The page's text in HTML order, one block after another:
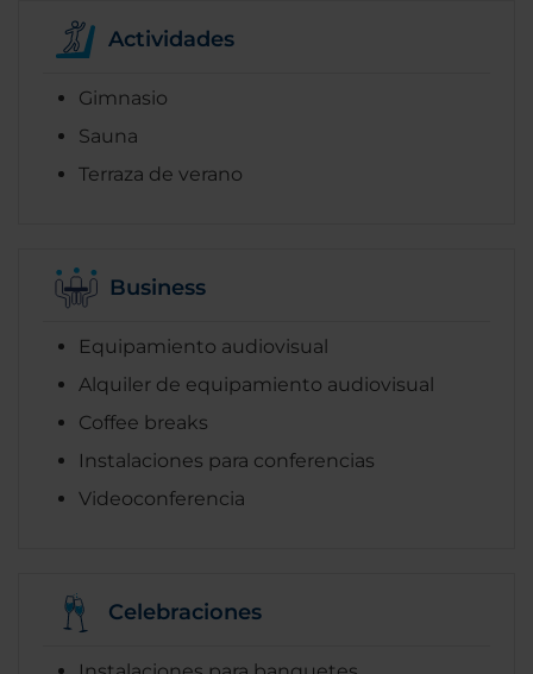
Actividades
Gimnasio
Sauna
Terraza de verano
Business
Equipamiento audiovisual
Alquiler de equipamiento audiovisual
Coffee breaks
Instalaciones para conferencias
Videoconferencia
Celebraciones